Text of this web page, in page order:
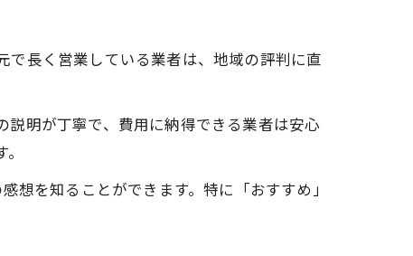
長く営業している業者は、地域の評判に直
明が丁寧で、費用に納得できる業者は安心
想を知ることができます。特に「おすすめ」